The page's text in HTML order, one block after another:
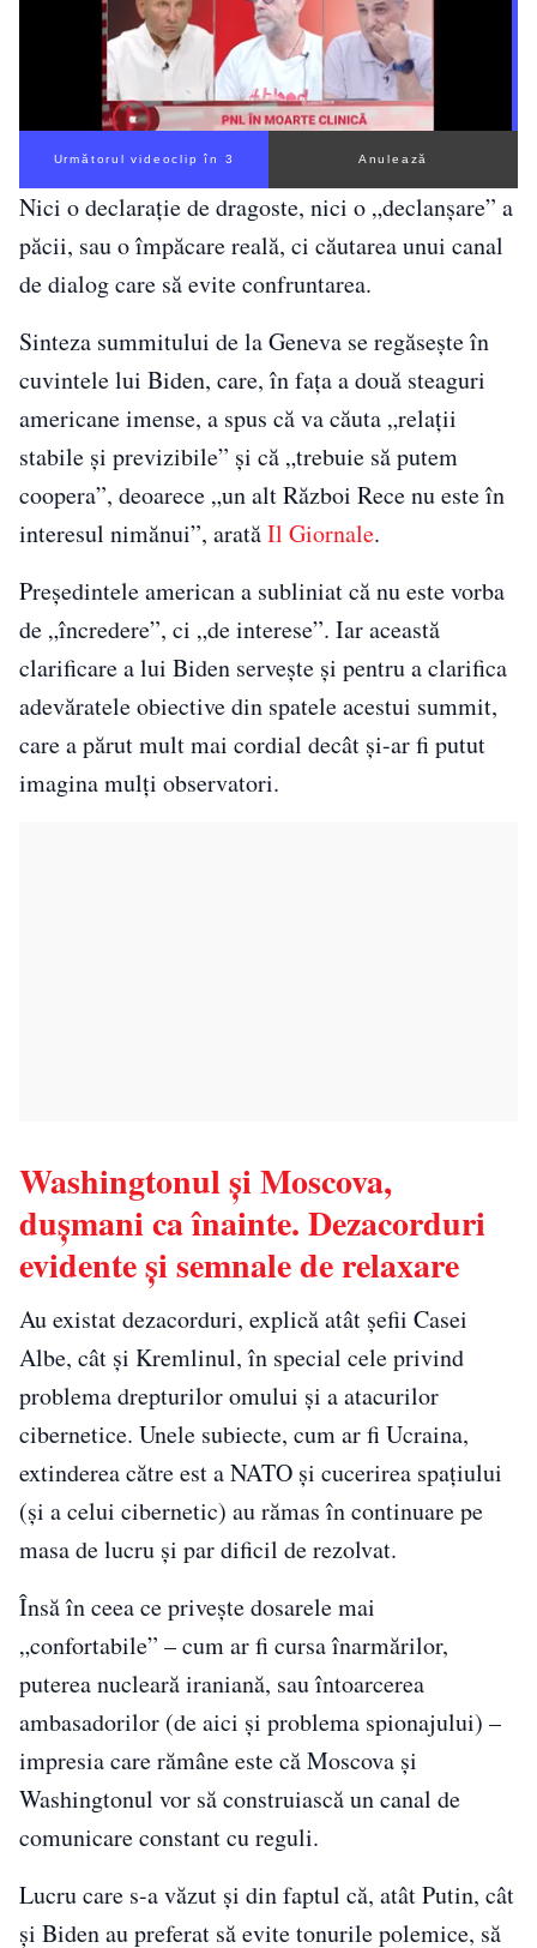
Următorul videoclip în 2 Anulează
Nici o declarație de dragoste, nici o „declanşare” a
păcii, sau o împăcare reală, ci căutarea unui canal
de dialog care să evite confruntarea.
Sinteza summitului de la Geneva se regăseşte în
cuvintele lui Biden, care, în fața a două steaguri
americane imense, a spus că va căuta „relații
stabile și previzibile” și că „trebuie să putem
coopera”, deoarece „un alt Război Rece nu este în
interesul nimănui”, aratăIl Giornale.
Președintele american a subliniat că nu este vorba
de „încredere”, ci „de interese”. Iar această
clarificare a lui Biden servește și pentru a clarifica
adevăratele obiective din spatele acestui summit,
care a părut mult mai cordial decât şi-ar fi putut
imagina mulți observatori.
Washingtonul și Moscova,
duşmani ca înainte. Dezacorduri
evidente și semnale de relaxare
Au existat dezacorduri, explică atât șefii Casei
Albe, cât și Kremlinul, în special cele privind
problema drepturilor omului și a atacurilor
cibernetice. Unele subiecte, cum ar fi Ucraina,
extinderea către est a NATO și cucerirea spațiului
(și a celui cibernetic) au rămas în continuare pe
masa de lucru și par dificil de rezolvat.
Însă în ceea ce priveşte dosarele mai
„confortabile” – cum ar fi cursa înarmărilor,
puterea nucleară iraniană, sau întoarcerea
ambasadorilor (de aici și problema spionajului) –
impresia care rămâne este că Moscova și
Washingtonul vor să construiască un canal de
comunicare constant cu reguli.
Lucru care s-a văzut și din faptul că, atât Putin, cât
și Biden au preferat să evite tonurile polemice, să